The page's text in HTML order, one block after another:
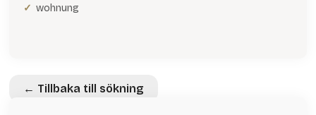
wohnung
← Tillbaka till sökning